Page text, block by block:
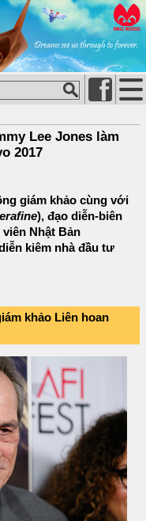
Lee Jones làm
2017
giám khảo cùng với
), đạo diễn-biên
Nhật Bản
kiêm nhà đầu tư
khảo Liên hoan